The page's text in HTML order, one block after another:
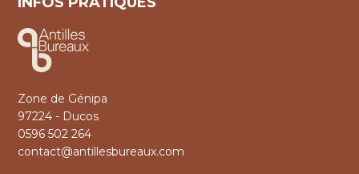
Zone de Génipa
97224 - Ducos
0596 502 264
contact@antillesbureaux.com